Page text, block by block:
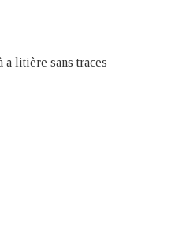
a litière sans traces